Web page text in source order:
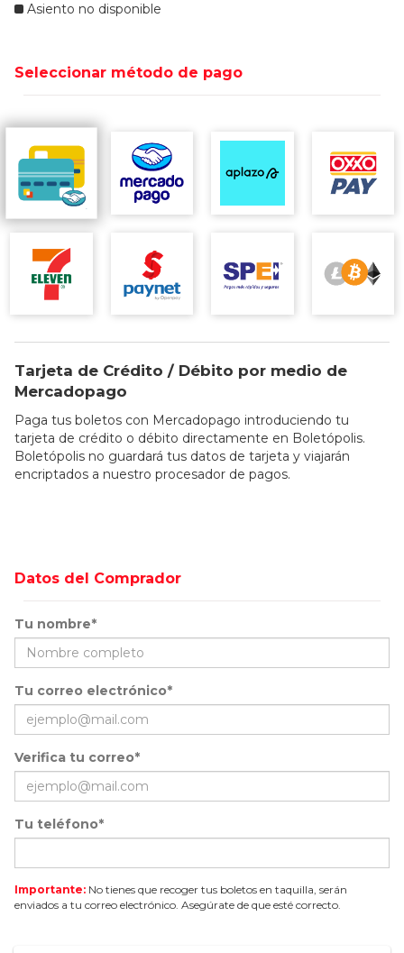
Asiento no disponible
Seleccionar método de pago
Tarjeta de Crédito / Débito por medio de
Mercadopago
Paga tus boletos con Mercadopago introduciendo tu
tarjeta de crédito o débito directamente en Boletópolis.
Boletópolis no guardará tus datos de tarjeta y viajarán
encriptados a nuestro procesador de pagos.
Datos del Comprador
Tu nombre*
Tu correo electrónico*
Verifica tu correo*
Tu teléfono*
Importante: No tienes que recoger tus boletos en taquilla, serán
enviados a tu correo electrónico. Asegúrate de que esté correcto.